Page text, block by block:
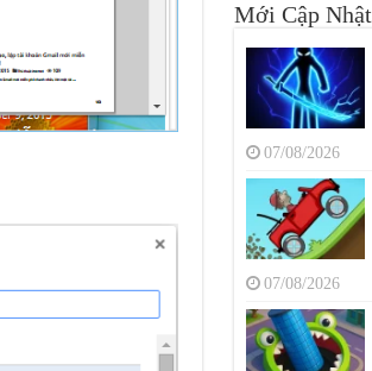
Mới Cập Nhật
07/08/2026
07/08/2026